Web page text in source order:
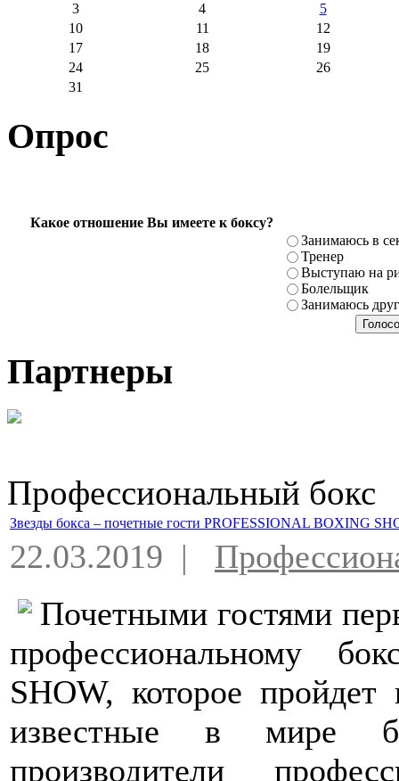
3 4
5
10
11
12
17
18
19
24
25
26
31
Опрос
Какое отношение Вы имеете к боксу?
Занимаюсь в
Тренер
Выступаю на
Болельщик
Занимаюсь
Партнеры
Профессиональный бокс
Звезды бокса – почетные гости PROFESSIONAL BOXING
22.03.2019 |
Почетными гостями
профессиональному
SHOW, которое
известные в мире
производители